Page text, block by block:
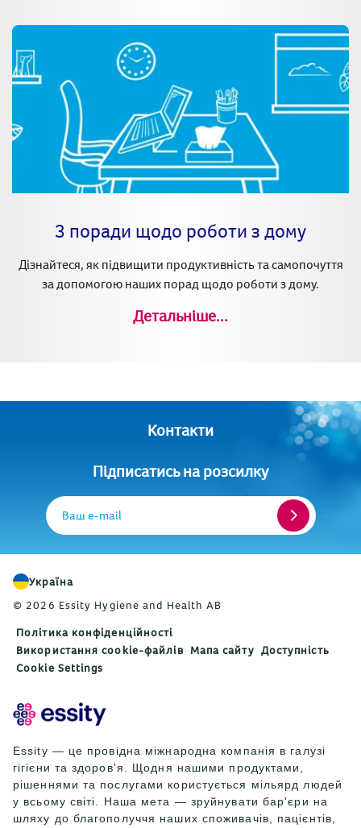
3 поради щодо роботи з дому
Дізнайтеся, як підвищити продуктивність та самопочуття
за допомогою наших порад щодо роботи з дому.
Детальніше...
Контакти
Підписатись на розсилку
Ваш e-mail
Україна
© 2026 Essity Hygiene and Health AB
Політика конфіденційності
Використання cookie-файлів Мапа сайту Доступність
Cookie Settings
Essity — це провідна міжнародна компанія в галузі
гігієни та здоров'я. Щодня нашими продуктами,
рішеннями та послугами користується мільярд людей
у всьому світі. Наша мета — зруйнувати бар'єри на
шляху до благополуччя наших споживачів, пацієнтів,